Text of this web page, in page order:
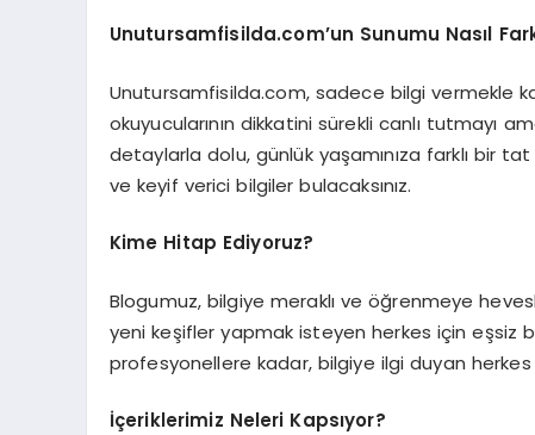
Unutursamfisilda.com’un Sunumu Nasıl
Unutursamfisilda.com, sadece bilgi vermekle
okuyucularının dikkatini sürekli canlı tutmayı
detaylarla dolu, günlük yaşamınıza farklı bir
ve keyif verici bilgiler bulacaksınız.
Kime Hitap Ediyoruz?
Blogumuz, bilgiye meraklı ve öğrenmeye
yeni keşifler yapmak isteyen herkes için eşsiz
profesyonellere kadar, bilgiye ilgi duyan
İçeriklerimiz Neleri Kapsıyor?